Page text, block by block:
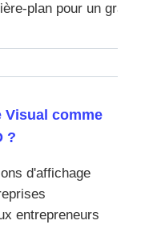
plan pour un grand
comme
?
d'affichage
entrepreneurs